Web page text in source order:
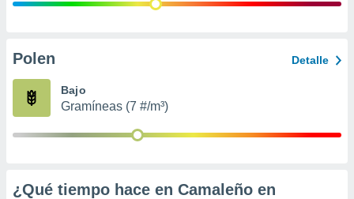
e
publicidad
Polen Detalle
Bajo
Gramíneas (7 #/m³)
¿Qué tiempo hace en Camaleño en